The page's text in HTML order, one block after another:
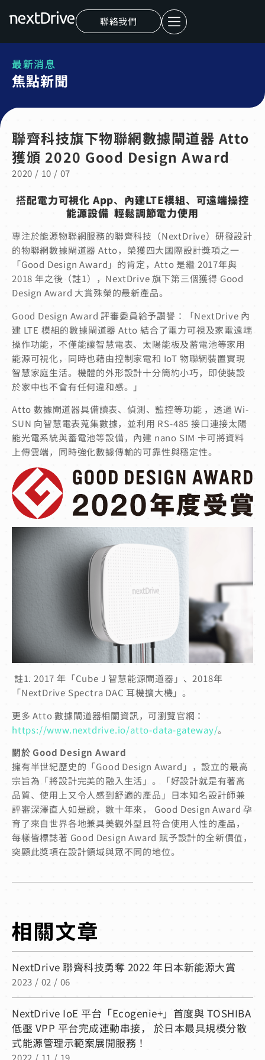
聯絡我們
最新消息
焦點新聞
聯齊科技旗下物聯網數據閘道器 Atto
獲頒 2020 Good Design Award
2020 / 10 / 07
搭配電力可視化 App、 內建LTE模組、 可遠端操控
能源設備 輕鬆調節電力使用
專注於能源物聯網服務的聯齊科技（NextDrive） 研發設計
的物聯網數據閘道器 Atto， 榮獲四大國際設計獎項之一
「Good Design Award」的肯定，Atto 是繼 2017年與
2018 年之後（註1）
，NextDrive 旗下第三個獲得 Good
Design Award 大賞殊榮的最新產品。
Good Design Award 評審委員給予讚譽：「NextDrive 內
建 LTE 模組的數據閘道器 Atto 結合了電力可視及家電遠端
操作功能，不僅能讓智慧電表、太陽能板及蓄電池等家用
能源可視化，同時也藉由控制家電和 IoT 物聯網裝置實現
智慧家庭生活。機體的外形設計十分簡約小巧，即使裝設
於家中也不會有任何違和感。」
Atto 數據閘道器具備讀表、偵測、監控等功能 ，透過 Wi-
SUN 向智慧電表蒐集數據，並利用 RS-485 接口連接太陽
能光電系統與蓄電池等設備，內建 nano SIM 卡可將資料
上傳雲端，同時強化數據傳輸的可靠性與穩定性。
註1. 2017 年「Cube J 智慧能源閘道器」、2018年
「NextDrive Spectra DAC 耳機擴大機」。
更多 Atto 數據閘道器相關資訊，可瀏覽官網：
https://www.nextdrive.io/atto-data-gateway/。
關於 Good Design Award
擁有半世紀歷史的「Good Design Award」，設立的最高
宗旨為「將設計完美的融入生活」。「好設計就是有著高
品質、使用上又令人感到舒適的產品」日本知名設計師兼
評審深澤直人如是說，數十年來， Good Design Award 孕
育了來自世界各地兼具美觀外型且符合使用人性的產品，
每樣皆標誌著 Good Design Award 賦予設計的全新價值，
突顯此獎項在設計領域與眾不同的地位。
NextDrive 聯齊科技勇奪 2022 年日本新能源大賞
2023 / 02 / 06
NextDrive IoE 平台「Ecogenie+」首度與 TOSHIBA
低壓 VPP 平台完成連動串接， 於日本最具規模分散
式能源管理示範案展開服務！